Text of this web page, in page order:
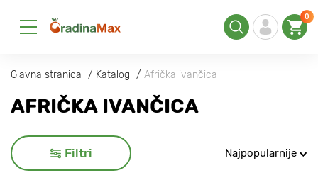
0
Glavna stranica Katalog Afrička ivančica
AFRIČKA IVANČICA
Filtri Najpopularnije